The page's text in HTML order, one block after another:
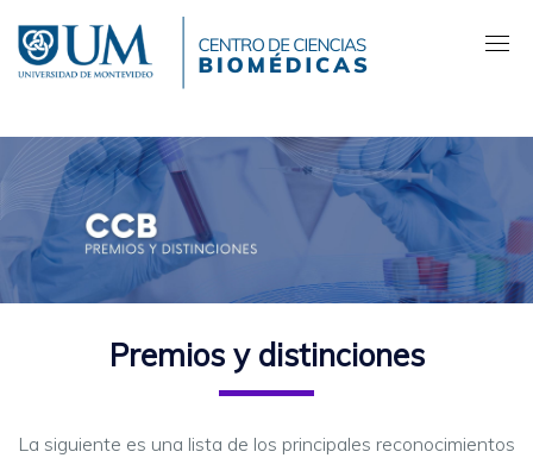
contenido
principal
Premios y distinciones
La siguiente es una lista de los principales reconocimientos